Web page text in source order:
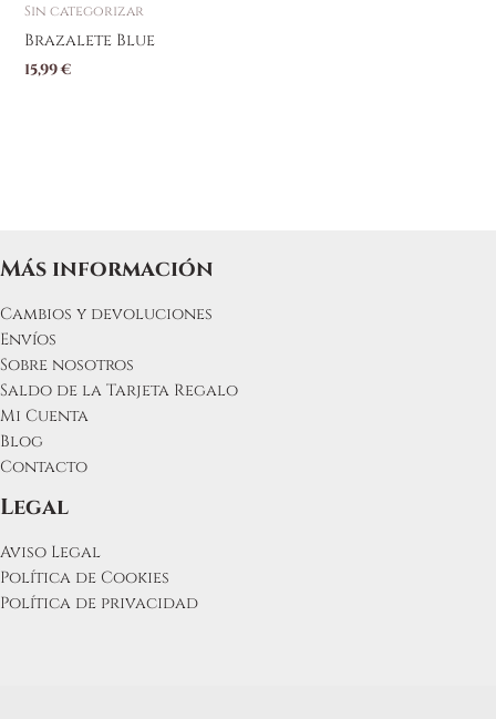
Sin categorizar
Brazalete Blue
15,99€
Más información
Cambios y devoluciones
Envíos
Sobre nosotros
Saldo de la Tarjeta Regalo
Mi Cuenta
Blog
Contacto
Legal
Aviso Legal
Política de Cookies
Política de privacidad